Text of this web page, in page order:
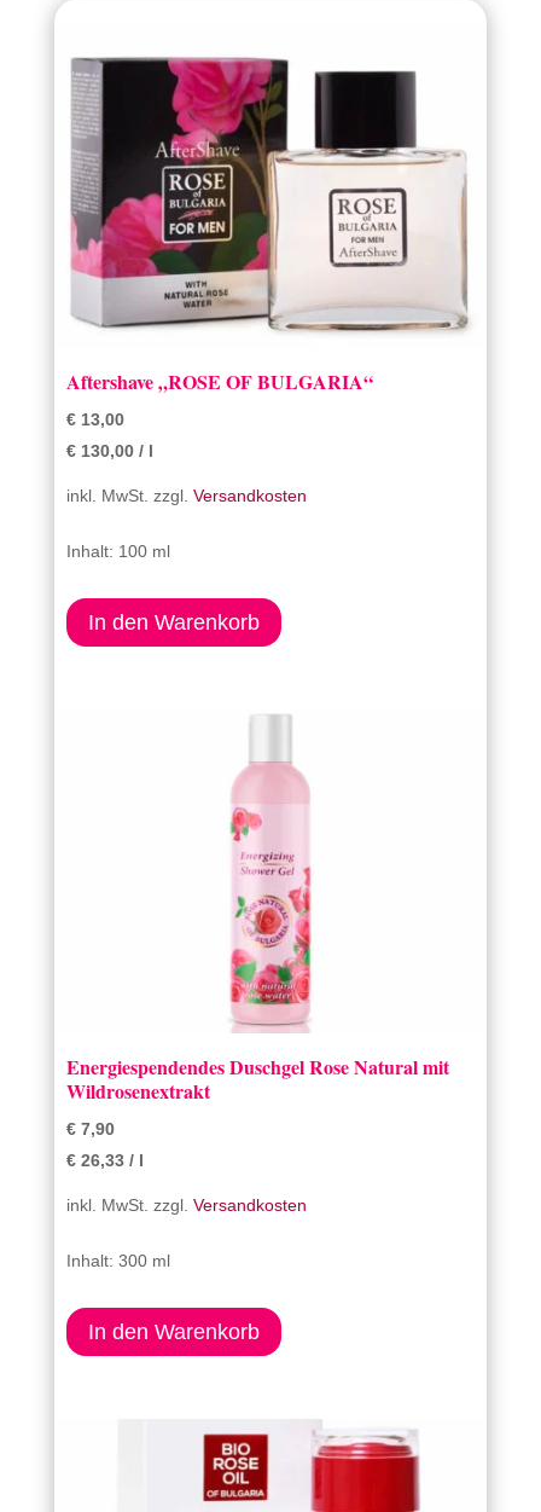
Aftershave „ROSE OF BULGARIA“
€13,00
€130,00/ l
inkl. MwSt. zzgl. Versandkosten
Inhalt: 100 ml
In den Warenkorb
Energiespendendes Duschgel Rose Natural mit
Wildrosenextrakt
€7,90
€26,33/ l
inkl. MwSt. zzgl. Versandkosten
Inhalt: 300 ml
In den Warenkorb